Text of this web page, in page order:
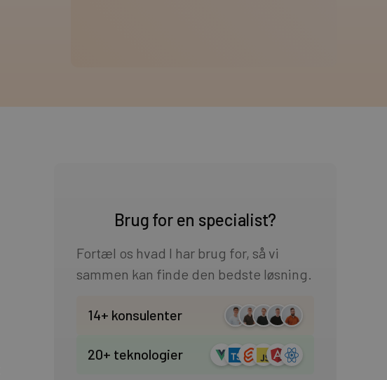
Brug for en specialist?
Fortæl os hvad I har brug for, så vi
sammen kan finde den bedste løsning.
14+ konsulenter
20+ teknologier